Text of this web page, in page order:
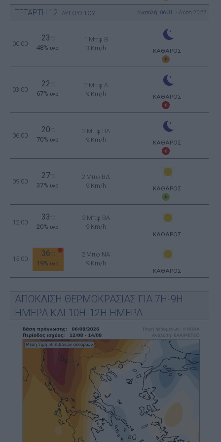
ΤΕΤΑΡΤΗ 12 ΑΥΓΟΥΣΤΟΥ Ανατολή: 06:31 - Δύση 20:27
00:00
23
48% υγρ.
1 Μπφ B
3 Km/h
ΚΑΘΑΡΟΣ
03:00
22
67% υγρ.
2 Μπφ Α
9 Km/h
ΚΑΘΑΡΟΣ
06:00
20
70% υγρ.
2 Μπφ BA
9 Km/h
ΚΑΘΑΡΟΣ
09:00
27
37% υγρ.
2 Μπφ ΒΔ
9 Km/h
ΚΑΘΑΡΟΣ
12:00
33
20% υγρ.
2 Μπφ BA
9 Km/h
ΚΑΘΑΡΟΣ
15:00
36
19% υγρ.
2 Μπφ NA
9 Km/h
ΚΑΘΑΡΟΣ
ΑΠΟΚΛΙΣΗ ΘΕΡΜΟΚΡΑΣΙΑΣ ΓΙΑ 7Η-9Η
ΗΜΕΡΑ ΚΑΙ 10Η-12Η ΗΜΕΡΑ